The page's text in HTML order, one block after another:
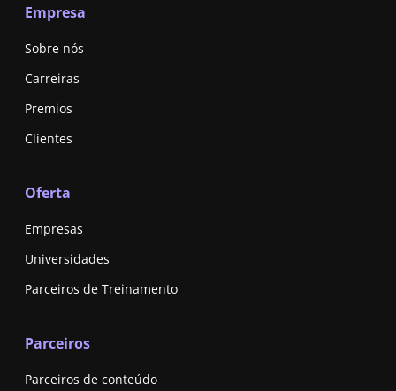
Empresa
Sobre nós
Carreiras
Premios
Clientes
Oferta
Empresas
Universidades
Parceiros de Treinamento
Parceiros
Parceiros de conteúdo